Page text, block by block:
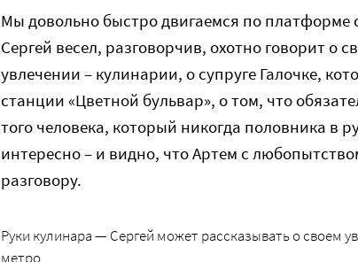
Мы довольно быстро двигаемся по платформе
Сергей весел, разговорчив, охотно говорит о
увлечении – кулинарии, о супруге Галочке,
станции «Цветной бульвар», о том, что
того человека, который никогда половника в
интересно – и видно, что Артем с
разговору.
Руки кулинара — Сергей может рассказывать о своем
метро